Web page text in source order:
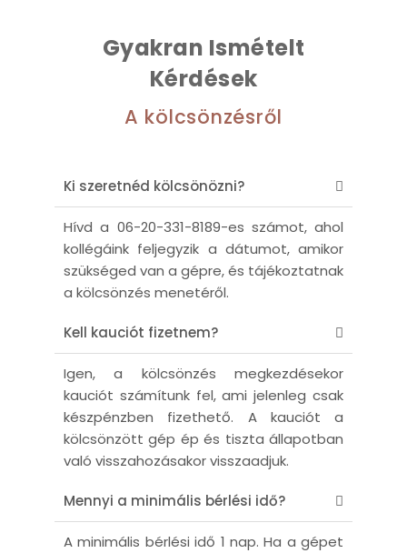
Gyakran Ismételt
Kérdések
A kölcsönzésről
Ki szeretnéd kölcsönözni?
Hívd a 06-20-331-8189-es számot, ahol
kollégáink feljegyzik a dátumot, amikor
szükséged van a gépre, és tájékoztatnak
a kölcsönzés menetéről.
Kell kauciót fizetnem?
Igen, a kölcsönzés megkezdésekor
kauciót számítunk fel, ami jelenleg csak
készpénzben fizethető. A kauciót a
kölcsönzött gép ép és tiszta állapotban
való visszahozásakor visszaadjuk.
Mennyi a minimális bérlési idő?
A minimális bérlési idő 1 nap. Ha a gépet